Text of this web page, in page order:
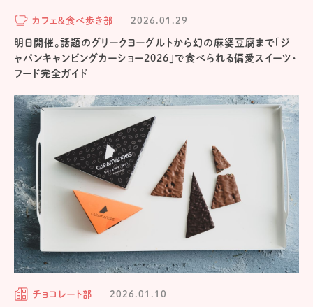
カフェ＆食べ歩き部 2026.01.29
明日開催。話題のグリークヨーグルトから幻の麻婆豆腐まで「ジ
ャパンキャンピングカーショー2026」で食べられる偏愛スイーツ・
フード完全ガイド
チョコレート部 2026.01.10